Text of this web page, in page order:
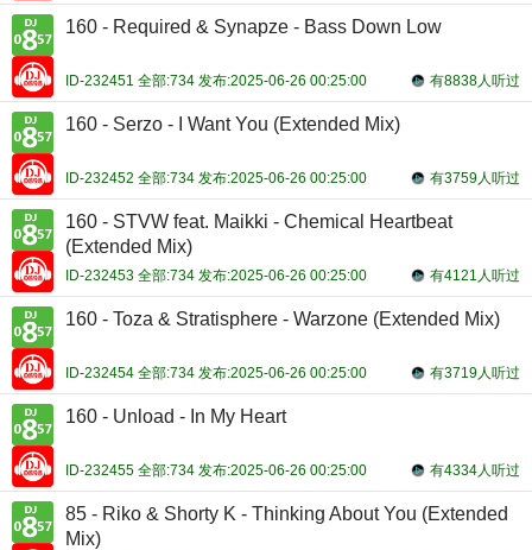
160 - Required & Synapze - Bass Down Low
有8838人听过
ID-232451 全部:734 发布:2025-06-26 00:25:00
160 - Serzo - I Want You (Extended Mix)
有3759人听过
ID-232452 全部:734 发布:2025-06-26 00:25:00
160 - STVW feat. Maikki - Chemical Heartbeat
(Extended Mix)
有4121人听过
ID-232453 全部:734 发布:2025-06-26 00:25:00
160 - Toza & Stratisphere - Warzone (Extended Mix)
有3719人听过
ID-232454 全部:734 发布:2025-06-26 00:25:00
160 - Unload - In My Heart
有4334人听过
ID-232455 全部:734 发布:2025-06-26 00:25:00
85 - Riko & Shorty K - Thinking About You (Extended
Mix)